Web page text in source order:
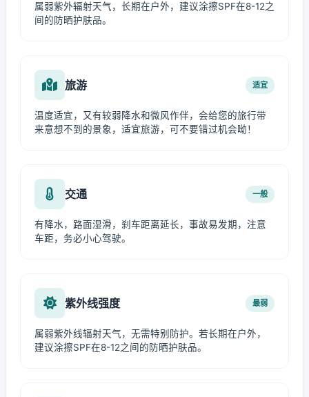
属弱紫外辐射天气，长期在户外，建议涂擦SPF在8-12之
间的防晒护肤品。
旅游 适宜
温度适宜，又有较弱降水和微风作伴，会给您的旅行带
来意想不到的景象，适宜旅游，可不要错过机会呦！
交通 一般
有降水，路面湿滑，刹车距离延长，事故易发期，注意
车距，务必小心驾驶。
紫外线强度 最弱
属弱紫外线辐射天气，无需特别防护。若长期在户外，
建议涂擦SPF在8-12之间的防晒护肤品。